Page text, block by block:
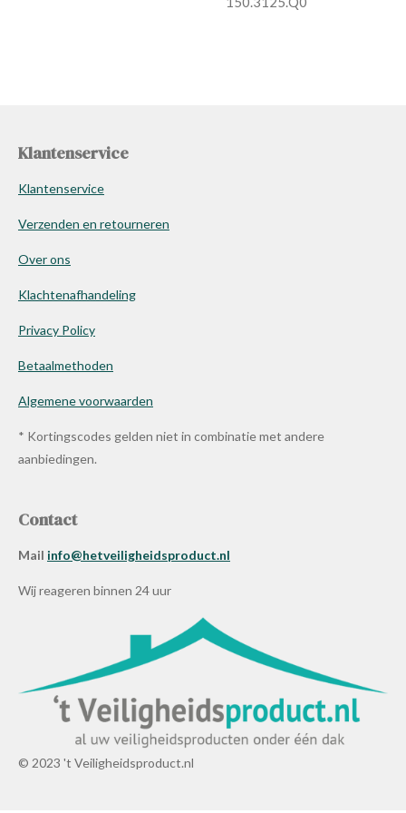
Klantenservice
Klantenservice
Verzenden en retourneren
Over ons
Klachtenafhandeling
Privacy Policy
Betaalmethoden
Algemene voorwaarden
* Kortingscodes gelden niet in combinatie met andere
aanbiedingen.
Contact
Mail info@hetveiligheidsproduct.nl
Wij reageren binnen 24 uur
© 2023 't Veiligheidsproduct.nl